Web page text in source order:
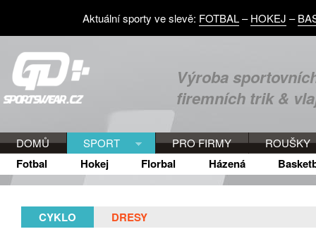
Výroba
firemních trik &
DOMŮ SPORT PRO FIRMY ROUŠKY
Fotbal Hokej Florbal Házená
CYKLO DRESY
Aktuální sporty ve slevě: FOTBAL–HOKEJ –